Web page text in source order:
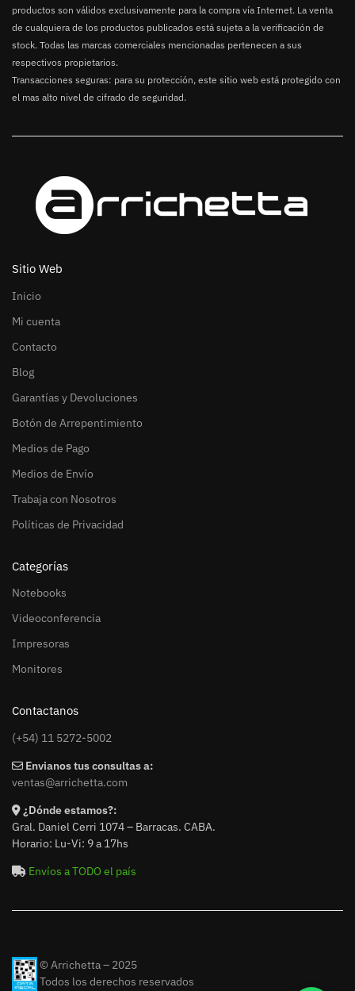
productos son válidos exclusivamente para la compra vía Internet. La venta
de cualquiera de los productos publicados está sujeta a la verificación de
stock. Todas las marcas comerciales mencionadas pertenecen a sus
respectivos propietarios.
Transacciones seguras: para su protección, este sitio web está protegido con
el mas alto nivel de cifrado de seguridad.
Sitio Web
Inicio
Mi cuenta
Contacto
Blog
Garantías y Devoluciones
Botón de Arrepentimiento
Medios de Pago
Medios de Envío
Trabaja con Nosotros
Políticas de Privacidad
Categorías
Notebooks
Videoconferencia
Impresoras
Monitores
Contactanos
(+54) 11 5272-5002
Envianos tus consultas a:
ventas@arrichetta.com
¿Dónde estamos?:
Gral. Daniel Cerri 1074 – Barracas. CABA.
Horario: Lu-Vi: 9 a 17hs
Envíos a TODO el país
© Arrichetta – 2025
Todos los derechos reservados